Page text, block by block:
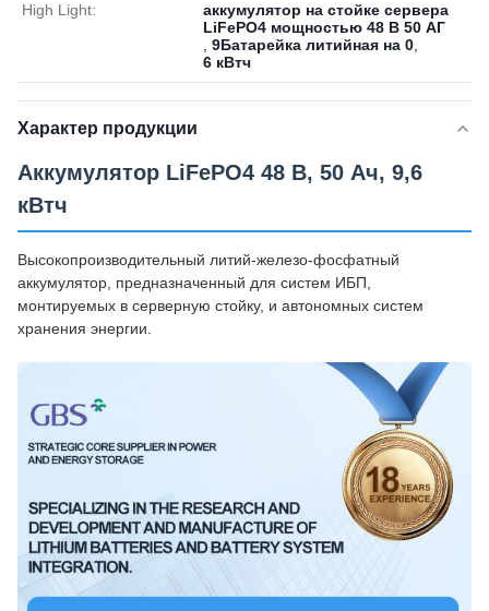
High Light:
аккумулятор на стойке сервера
LiFePO4 мощностью 48 В 50 АГ
9Батарейка литийная на 0
6 кВтч
Характер продукции
Аккумулятор LiFePO4 48 В, 50 Ач, 9,6
кВтч
Высокопроизводительный литий-железо-фосфатный
аккумулятор, предназначенный для систем ИБП,
монтируемых в серверную стойку, и автономных систем
хранения энергии.